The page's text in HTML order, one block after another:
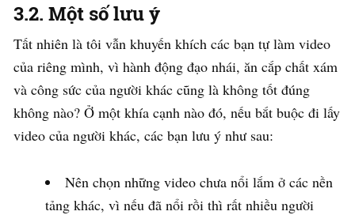
3.2. Một số lưu ý
Tất nhiên là tôi vẫn khuyến khích các bạn tự làm video
của riêng mình, vì hành động đạo nhái, ăn cắp chất xám
và công sức của người khác cũng là không tốt đúng
không nào? Ở một khía cạnh nào đó, nếu bắt buộc đi lấy
video của người khác, các bạn lưu ý như sau:
Nên chọn những video chưa nổi lắm ở các nền
tảng khác, vì nếu đã nổi rồi thì rất nhiều người